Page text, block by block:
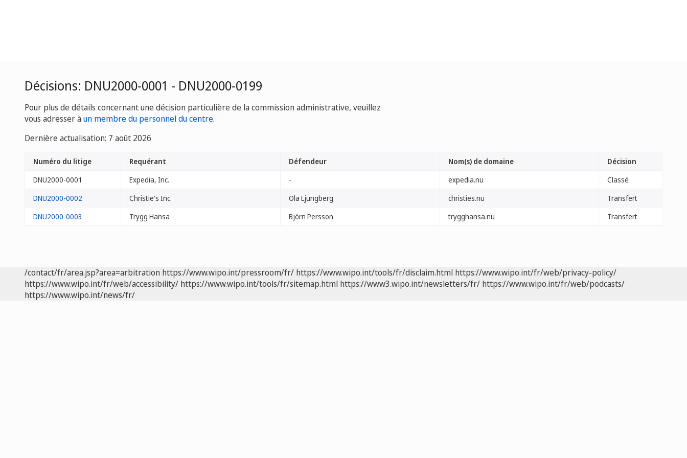
Décisions: DNU2000-0001 - DNU2000-0199
Pour plus de détails concernant une décision particulière de la commission administrative, veuillez
vous adresser àun membre du personnel du centre.
Dernière actualisation: 7 août 2026
Numéro du litige Requérant Défendeur Nom(s) de domaine
Décision
DNU2000-0001
Expedia, Inc. - expedia.nu
Classé
DNU2000-0002
Christie's Inc. Ola Ljungberg christies.nu
Transfert
DNU2000-0003
Trygg Hansa Björn Persson trygghansa.nu Transfert
/contact/fr/area.jsp?area=arbitration https://www.wipo.int/pressroom/fr/ https://www.wipo.int/tools/fr/disclaim.html https://www.wipo.int/fr/web/privacy-policy/
https://www.wipo.int/fr/web/accessibility/ https://www.wipo.int/tools/fr/sitemap.html https://www3.wipo.int/newsletters/fr/ https://www.wipo.int/fr/web/podcasts/
https://www.wipo.int/news/fr/